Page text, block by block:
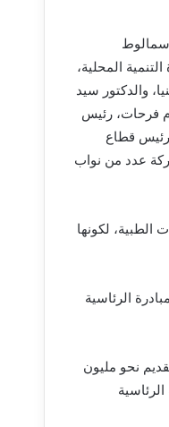
سمالوط
المحلية،
والدكتور سيد
فرحات، رئيس
رئيس قطاع
عدد من نواب
لكونها
الرئاسية
نحو مليون